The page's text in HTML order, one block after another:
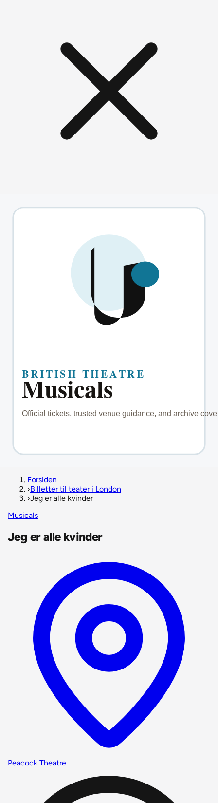
Forsiden
›Billetter til teater i London
›Jeg er alle kvinder
Musicals
Jeg er alle kvinder
Peacock Theatre